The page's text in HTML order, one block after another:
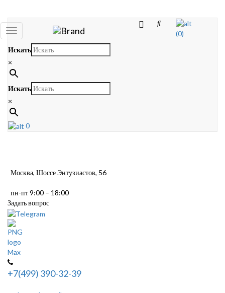
Toggle
navigation
(0)
Искать
×
Искать
×
0
Москва, Шоссе Энтузиастов, 56
пн-пт 9:00 – 18:00
Задать вопрос
+7(499) 390-32-39